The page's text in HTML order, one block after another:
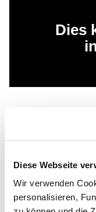
Diese Webseite
Wir verwenden
personalisieren,
Dies